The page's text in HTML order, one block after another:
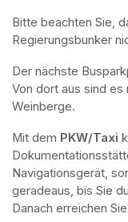
Bitte beachten Sie,
Regierungsbunker
Der nächste
Von dort aus sind
Weinberge.
Mit dem PKW/Taxi
Navigationsgerät,
geradeaus, bis Sie
Danach erreichen